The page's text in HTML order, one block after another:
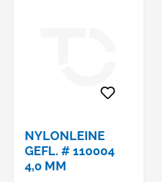
NYLONLEINE
GEFL. # 110004
4,0 MM